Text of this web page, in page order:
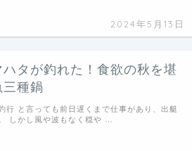
2024年5月13日
タが釣れた！食欲の秋を堪
種鍋
行 と言っても前日遅くまで仕事があり、出艇
しかし風や波もなく穏や …